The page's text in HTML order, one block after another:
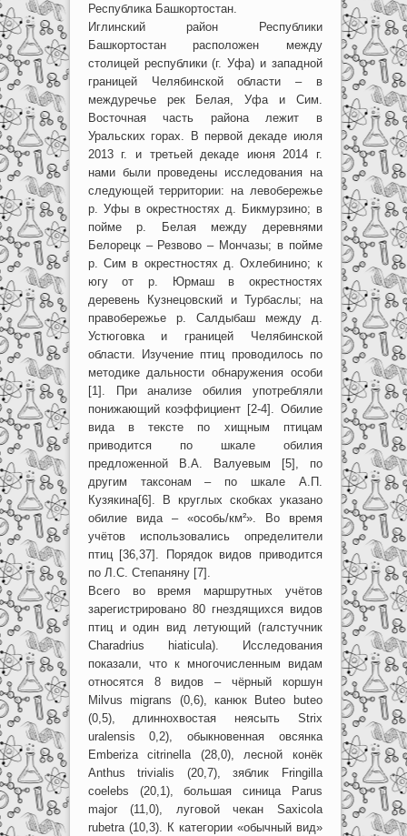
Республика Башкортостан.
Иглинский район Республики
Башкортостан расположен между
столицей республики (г. Уфа) и западной
границей Челябинской области – в
междуречье рек Белая, Уфа и Сим.
Восточная часть района лежит в
Уральских горах. В первой декаде июля
2013 г. и третьей декаде июня 2014 г.
нами были проведены исследования на
следующей территории: на левобережье
р. Уфы в окрестностях д. Бикмурзино; в
пойме р. Белая между деревнями
Белорецк – Резвово – Мончазы; в пойме
р. Сим в окрестностях д. Охлебинино; к
югу от р. Юрмаш в окрестностях
деревень Кузнецовский и Турбаслы; на
правобережье р. Салдыбаш между д.
Устюговка и границей Челябинской
области. Изучение птиц проводилось по
методике дальности обнаружения особи
[1]. При анализе обилия употребляли
понижающий коэффициент [2-4]. Обилие
вида в тексте по хищным птицам
приводится по шкале обилия
предложенной В.А. Валуевым [5], по
другим таксонам – по шкале А.П.
Кузякина[6]. В круглых скобках указано
обилие вида – «особь/км²». Во время
учётов использовались определители
птиц [36,37]. Порядок видов приводится
по Л.С. Степаняну [7].
Всего во время маршрутных учётов
зарегистрировано 80 гнездящихся видов
птиц и один вид летующий (галстучник
Charadrius hiaticula). Исследования
показали, что к многочисленным видам
относятся 8 видов – чёрный коршун
Milvus migrans (0,6), канюк Buteo buteo
(0,5), длиннохвостая неясыть Strix
uralensis 0,2), обыкновенная овсянка
Emberiza citrinella (28,0), лесной конёк
Anthus trivialis (20,7), зяблик Fringilla
coelebs (20,1), большая синица Parus
major (11,0), луговой чекан Saxicola
rubetra (10,3). К категории «обычный вид»